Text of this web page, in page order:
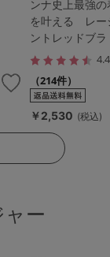
ンナ史上最強
を叶える レー
ントレッドブラ
4.4
（214件）
￥2,530 (税込)
ー